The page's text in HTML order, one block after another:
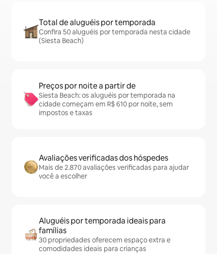
Total de aluguéis por temporada
Confira 50 aluguéis por temporada nesta cidade
(Siesta Beach)
Preços por noite a partir de
Siesta Beach: os aluguéis por temporada na
cidade começam em R$ 610 por noite, sem
impostos e taxas
Avaliações verificadas dos hóspedes
Mais de 2.870 avaliações verificadas para ajudar
você a escolher
Aluguéis por temporada ideais para
famílias
30 propriedades oferecem espaço extra e
comodidades ideais para crianças